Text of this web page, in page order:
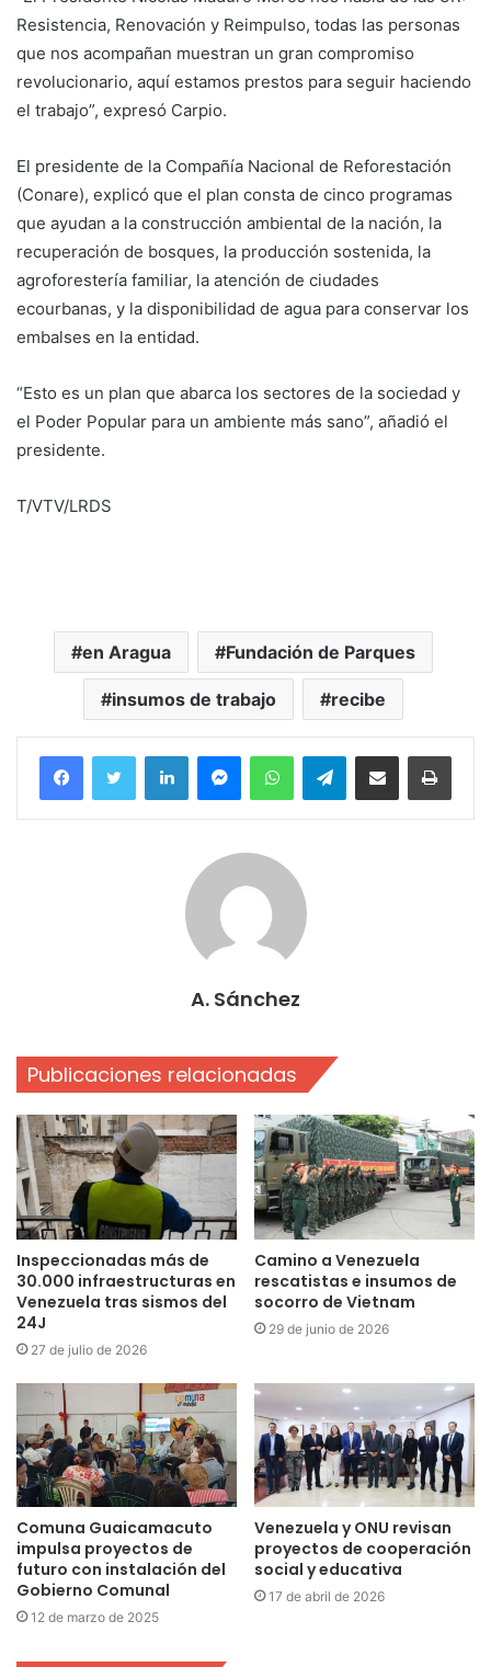
Resistencia, Renovación y Reimpulso, todas las personas
que nos acompañan muestran un gran compromiso
revolucionario, aquí estamos prestos para seguir haciendo
el trabajo”, expresó Carpio.
El presidente de la Compañía Nacional de Reforestación
(Conare), explicó que el plan consta de cinco programas
que ayudan a la construcción ambiental de la nación, la
recuperación de bosques, la producción sostenida, la
agroforestería familiar, la atención de ciudades
ecourbanas, y la disponibilidad de agua para conservar los
embalses en la entidad.
“Esto es un plan que abarca los sectores de la sociedad y
el Poder Popular para un ambiente más sano”, añadió el
presidente.
T/VTV/LRDS
en Aragua Fundación de Parques
insumos de trabajo recibe
FacebookTwitter LinkedInMessengerWhatsAppTelegramCompartir por correo electrónico
A. Sánchez
Publicaciones relacionadas
Inspeccionadas más de
30.000 infraestructuras en
Venezuela tras sismos del
24J
27 de julio de 2026
Camino a Venezuela
rescatistas e insumos de
socorro de Vietnam
29 de junio de 2026
Comuna Guaicamacuto
impulsa proyectos de
futuro con instalación del
Gobierno Comunal
12 de marzo de 2025
Venezuela y ONU revisan
proyectos de cooperación
social y educativa
17 de abril de 2026